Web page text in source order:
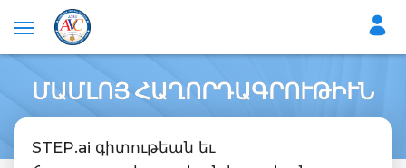
ՄԱՄԼՈՅ ՀԱՂՈՐԴԱԳՐՈՒԹԻՒՆ
STEP.ai գիտութեան եւ